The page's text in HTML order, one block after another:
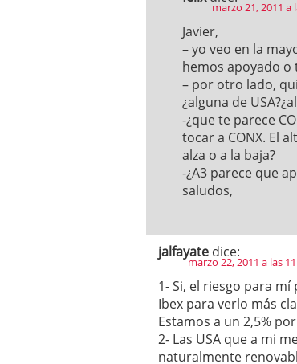
marzo 21, 2011 a
Javier,
– yo veo en la
hemos apoyado o
– por otro lado,
¿alguna de
-¿que te parece
tocar a CONX. El
alza o a la baja?
-¿A3 parece que
saludos,
jalfayate dice:
marzo 22, 2011 a las
1- Si, el riesgo para
Ibex para verlo más
Estamos a un 2,5%
2- Las USA que a mi
naturalmente